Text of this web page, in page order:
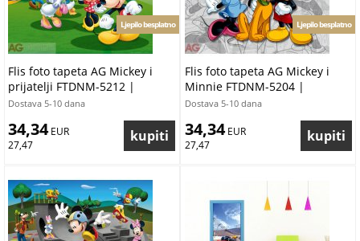
Flis foto tapeta AG Mickey i
prijatelji FTDNM-5212 |
160x110 cm
Ljepilo besplatno
Dostava 5-10 dana
34,34 EUR
27,47
Flis foto tapeta AG Mickey i
Minnie FTDNM-5204 |
160x110 cm
Ljepilo besplatno
Dostava 5-10 dana
34,34 EUR
27,47